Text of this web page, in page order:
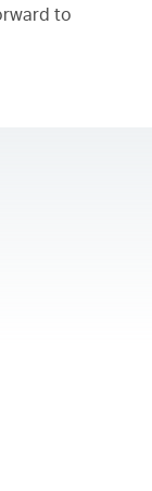
to